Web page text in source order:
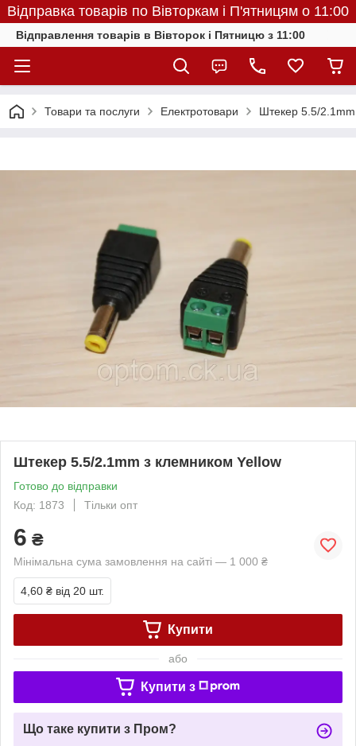
Відправка товарів по Вівторкам і П'ятницям о 11:00
Відправлення товарів в Вівторок і Пятницю з 11:00
Товари та послуги Електротовари Штекер 5.5/
Штекер 5.5/2.1mm з клемником Yellow
Готово до відправки
Код: 1873
Тільки опт
6 ₴
Мінімальна сума замовлення на сайті — 1 000 ₴
4,60 ₴ від 20 шт.
Купити
або
Купити з
Що таке купити з Пром?